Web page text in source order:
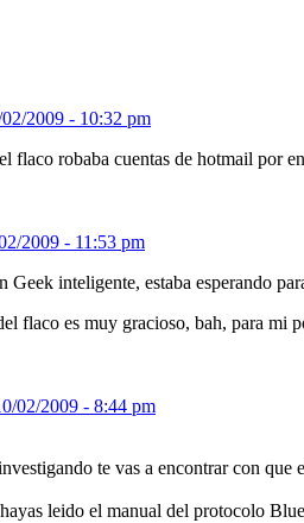
2009 - 10:32 pm
flaco robaba cuentas de hotmail por
2009 - 11:53 pm
Geek inteligente, estaba esperando
flaco es muy gracioso, bah, para mi
02/2009 - 8:44 pm
te vas a encontrar con
leido el manual del protocolo